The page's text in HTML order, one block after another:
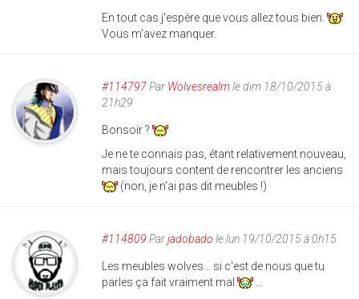
En tout cas j'espère que vous allez tous bien.
Vous m'avez manquer.
#114797Par Wolvesrealmle dim 18/10/2015 à
21h29
Bonsoir ?
Je ne te connais pas, étant relativement nouveau,
mais toujours content de rencontrer les anciens
(non, je n'ai pas dit meubles !)
#114809 Parjadobado le lun 19/10/2015 à 0h15
Les meubles wolves... si c'est de nous que tu
parles ça fait vraiment mal